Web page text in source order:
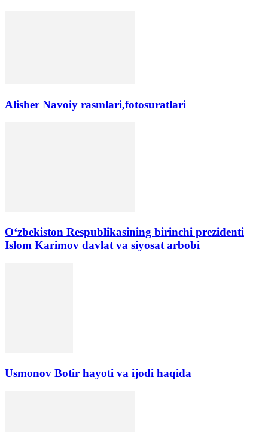
Alisher Navoiy rasmlari,fotosuratlari
Oʻzbekiston Respublikasining birinchi prezidenti
Islom Karimov davlat va siyosat arbobi
Usmonov Botir hayoti va ijodi haqida